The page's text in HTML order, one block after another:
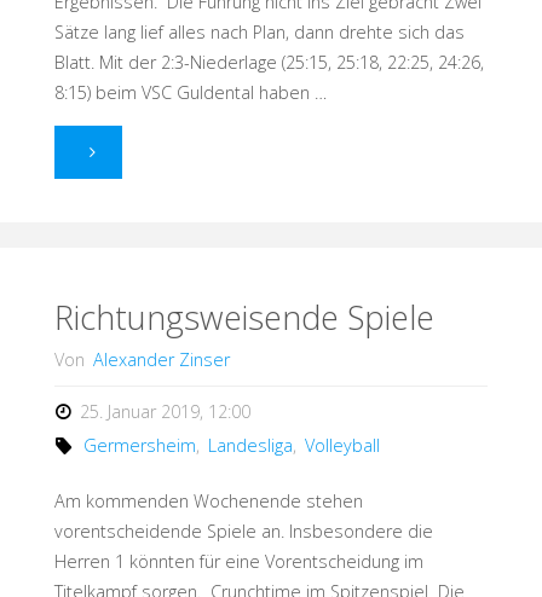
Sätze lang lief alles nach Plan, dann drehte sich das
Blatt. Mit der 2:3-Niederlage (25:15, 25:18, 22:25, 24:26,
8:15) beim VSC Guldental haben …
"Ein
einem
komisch-
verrückten
Richtungsweisende Spiele
Von Alexander Zinser
25. Januar 2019, 12:00
Germersheim, Landesliga, Volleyball
Am kommenden Wochenende stehen
vorentscheidende Spiele an. Insbesondere die
Herren 1 könnten für eine Vorentscheidung im
Titelkampf sorgen. Crunchtime im Spitzenspiel Die